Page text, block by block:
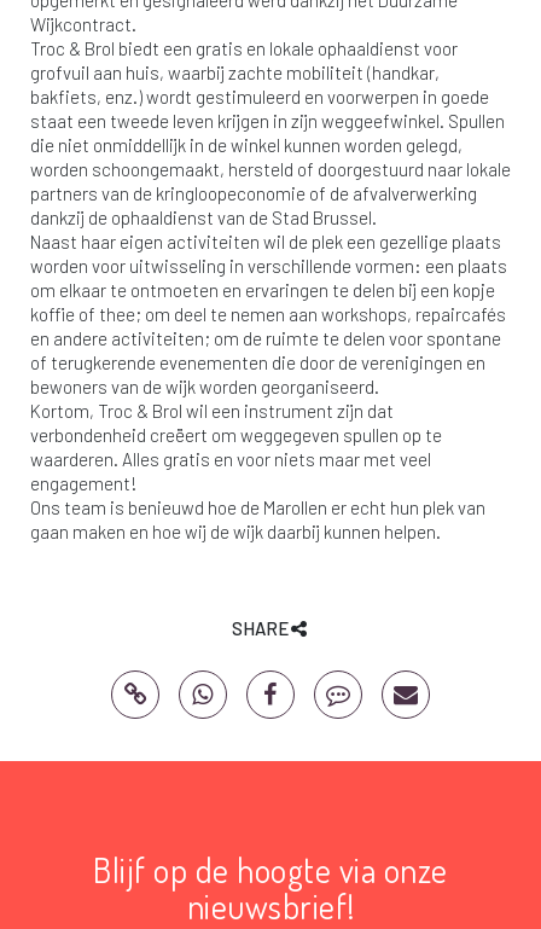
Wijkcontract.
Troc & Brol biedt een gratis en lokale ophaaldienst voor
grofvuil aan huis, waarbij zachte mobiliteit (handkar,
bakfiets, enz.) wordt gestimuleerd en voorwerpen in goede
staat een tweede leven krijgen in zijn weggeefwinkel. Spullen
die niet onmiddellijk in de winkel kunnen worden gelegd,
worden schoongemaakt, hersteld of doorgestuurd naar lokale
partners van de kringloopeconomie of de afvalverwerking
dankzij de ophaaldienst van de Stad Brussel.
Naast haar eigen activiteiten wil de plek een gezellige plaats
worden voor uitwisseling in verschillende vormen: een plaats
om elkaar te ontmoeten en ervaringen te delen bij een kopje
koffie of thee; om deel te nemen aan workshops, repaircafés
en andere activiteiten; om de ruimte te delen voor spontane
of terugkerende evenementen die door de verenigingen en
bewoners van de wijk worden georganiseerd.
Kortom, Troc & Brol wil een instrument zijn dat
verbondenheid creëert om weggegeven spullen op te
waarderen. Alles gratis en voor niets maar met veel
engagement!
Ons team is benieuwd hoe de Marollen er echt hun plek van
gaan maken en hoe wij de wijk daarbij kunnen helpen.
SHARE
Blijf op de hoogte via onze
nieuwsbrief!